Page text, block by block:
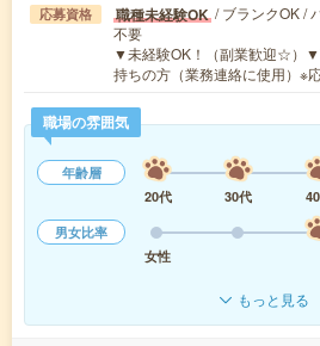
応募資格 職種未経験OK / ブランクOK /
不要
▼未経験OK！（副業歓迎☆）
持ちの方（業務連絡に使用）※
職場の雰囲気
年齢層
20代
30代
男女比率
女性
もっと見る